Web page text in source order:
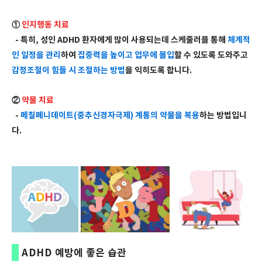
①인지행동 치료
- 특히, 성인 ADHD 환자에게 많이 사용되는데 스케줄러를 통해 체계적
인 일정을 관리 하여 집중력을 높이고 업무에 몰입할 수 있도록 도와주고
감정조절이 힘들 시 조절하는 방법을 익히도록 합니다.
②약물 치료
- 메칠페니데이트(중추신경자극제) 계통의 약물을 복용하는 방법입니
다.
ADHD 예방에 좋은 습관